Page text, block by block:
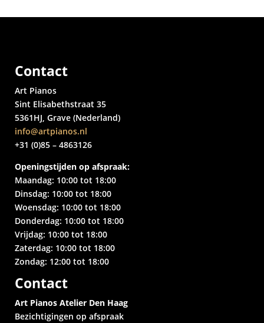
Contact
Art Pianos
Sint Elisabethstraat 35
5361HJ, Grave (Nederland)
info@artpianos.nl
+31 (0)85 – 4863126
Openingstijden op afspraak:
Maandag: 10:00 tot 18:00
Dinsdag: 10:00 tot 18:00
Woensdag: 10:00 tot 18:00
Donderdag: 10:00 tot 18:00
Vrijdag: 10:00 tot 18:00
Zaterdag: 10:00 tot 18:00
Zondag: 12:00 tot 18:00
Contact
Art Pianos Atelier Den Haag
Bezichtigingen op afspraak